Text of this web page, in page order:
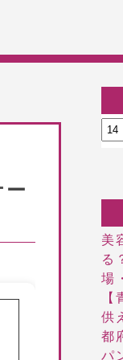
美
る
場
供
都
パ